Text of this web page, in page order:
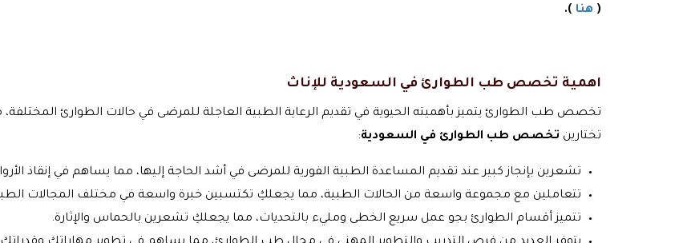
( هنا ).
اهمية تخصص طب الطوارئ في السعودية للإناث
تخصص طب الطوارئ يتميز بأهميته الحيوية في تقديم الرعاية الطبية العاجلة للمرضى في حالات الطوارئ
تختارين تخصص طب الطوارئ في السعودية:
تشعرين بإنجاز كبير عند تقديم المساعدة الطبية الفورية للمرضى في أشد الحاجة إليها، مما يساهم في إنقاذ
تتعاملين مع مجموعة واسعة من الحالات الطبية، مما يجعلكِ تكتسبين خبرة واسعة في مختلف المجالات
تتميز أقسام الطوارئ بجو عمل سريع الخطى ومليء بالتحديات، مما يجعلكِ تشعرين بالحماس والإثارة.